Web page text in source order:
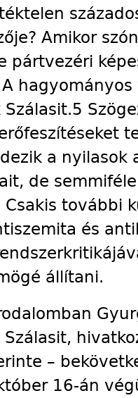
Amikor
pártvezéri
a
de
Csakis további
és
állítani.
–
16-án